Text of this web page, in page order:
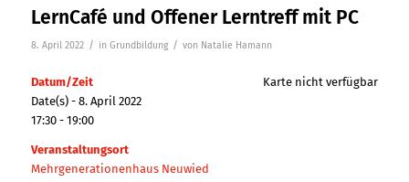
LernCafé und Offener Lerntreff mit PC
8. April 2022 / in Grundbildung / von Natalie Hamann
Karte nicht verfügbar
Datum/Zeit
Date(s) - 8. April 2022
17:30 - 19:00
Veranstaltungsort
Mehrgenerationenhaus Neuwied